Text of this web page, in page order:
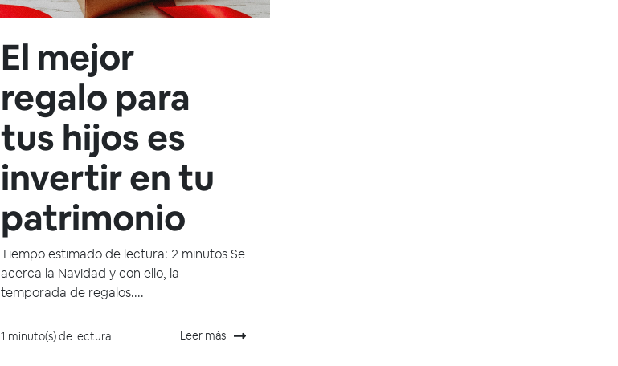
El mejor
regalo para
tus hijos es
invertir en tu
patrimonio
Tiempo estimado de lectura: 2 minutos Se
acerca la Navidad y con ello, la
temporada de regalos....
1 minuto(s) de lectura Leer más